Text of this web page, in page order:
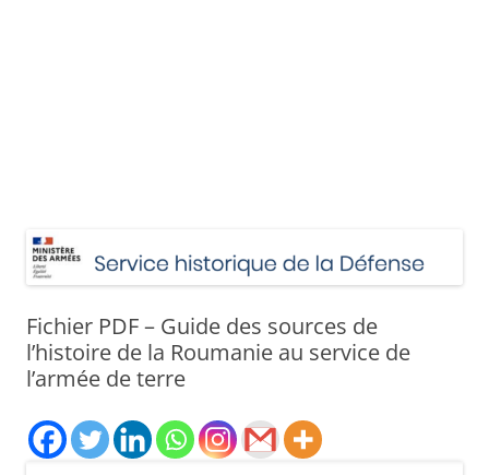
Fichier PDF – Guide des sources de
l’histoire de la Roumanie au service de
l’armée de terre